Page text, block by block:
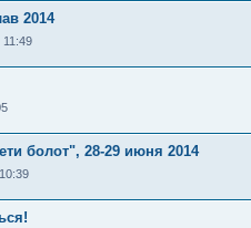
2014
болот", 28-29 июня 2014